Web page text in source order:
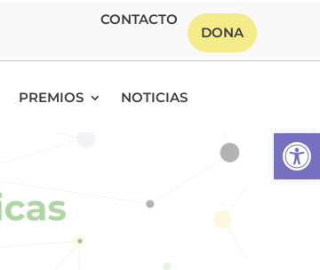
CONTACTO
DONA
PREMIOS NOTICIAS